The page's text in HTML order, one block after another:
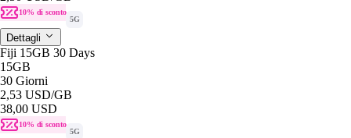
10% di sconto
5G
Dettagli
Fiji 15GB 30 Days
15GB
30 Giorni
2,53 USD/GB
38,00 USD
10% di sconto
5G